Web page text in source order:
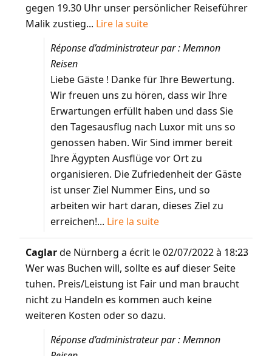
gegen 19.30 Uhr unser persönlicher Reiseführer
Malik zustieg... Lire la suite
Réponse d’administrateur par : Memnon
Reisen
Liebe Gäste ! Danke für Ihre Bewertung.
Wir freuen uns zu hören, dass wir Ihre
Erwartungen erfüllt haben und dass Sie
den Tagesausflug nach Luxor mit uns so
genossen haben. Wir Sind immer bereit
Ihre Ägypten Ausflüge vor Ort zu
organisieren. Die Zufriedenheit der Gäste
ist unser Ziel Nummer Eins, und so
arbeiten wir hart daran, dieses Ziel zu
erreichen!... Lire la suite
Caglarde Nürnberg a écrit le02/07/2022 à 18:23
Wer was Buchen will, sollte es auf dieser Seite
tuhen. Preis/Leistung ist Fair und man braucht
nicht zu Handeln es kommen auch keine
weiteren Kosten oder so dazu.
Réponse d’administrateur par : Memnon
...